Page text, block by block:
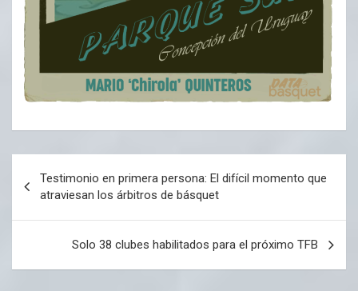
de
entradas
Testimonio en primera persona: El difícil momento que
atraviesan los árbitros de básquet
Solo 38 clubes habilitados para el próximo TFB